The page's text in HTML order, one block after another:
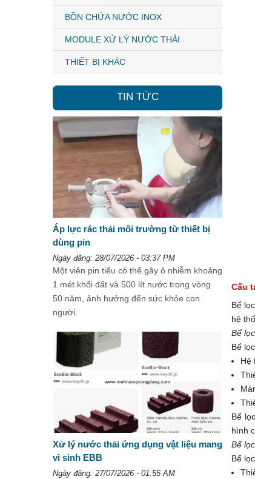
Cấu
Bể
hệ
Bể
Bể
Hệ
Bể
hình
Bể
Bể
BỒN CHỨA NƯỚC INOX
MODULE XỬ LÝ NƯỚC THẢI
THIẾT BỊ KHÁC
TIN TỨC
Áp lực rác thải môi trường từ thiết bị
dùng pin
Ngày đăng: 28/07/2026 - 03:37 PM
Một viên pin tiểu có thể gây ô nhiễm khoảng
1 mét khối đất và 500 lít nước trong vòng
50 năm, ảnh hưởng đến sức khỏe con
người.
Xử lý nước thải ứng dụng vật liệu mang
vi sinh EBB
Ngày đăng: 27/07/2026 - 01:55 AM